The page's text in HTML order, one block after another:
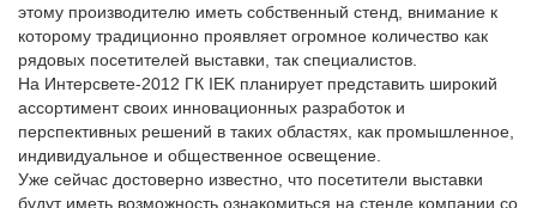
этому производителю иметь собственный стенд, внимание к
которому традиционно проявляет огромное количество как
рядовых посетителей выставки, так специалистов.
На Интерсвете-2012 ГК IEK планирует представить широкий
ассортимент своих инновационных разработок и
перспективных решений в таких областях, как промышленное,
индивидуальное и общественное освещение.
Уже сейчас достоверно известно, что посетители выставки
будут иметь возможность ознакомиться на стенде компании со